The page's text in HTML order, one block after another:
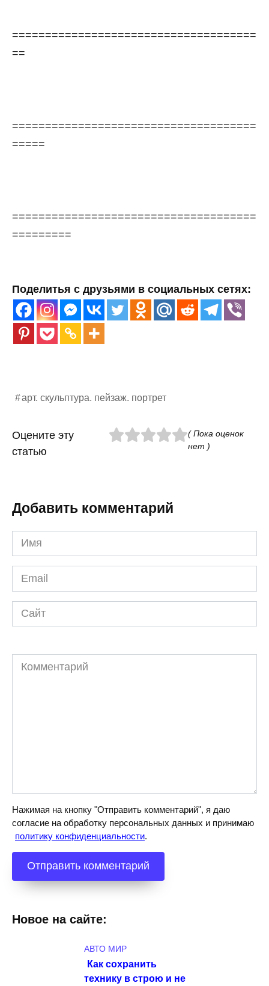
=====================================
==
=====================================
=====
=====================================
=========
Поделитья с друзьями в социальных сетях:
арт. скульптура. пейзаж. портрет
Оцените эту
статью
( Пока оценок
нет )
Добавить комментарий
Имя
*
Email
*
Сайт
Комментарий
Нажимая на кнопку "Отправить комментарий", я даю
согласие на обработку персональных данных и принимаю
политику конфиденциальности.
Новое на сайте:
АВТО МИР
Как сохранить
технику в строю и не